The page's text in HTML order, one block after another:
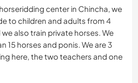
center in Chincha, we
to children and adults from 4
also train private horses. We
15 horses and ponis. We are 3
here, the two teachers and one